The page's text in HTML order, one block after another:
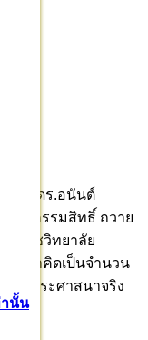
านั้น
ไร่ พี่ ดร.อนันต์
อนกรรมสิทธิ์ ถวาย
ณราชวิทยาลัย
มูลค่าคิดเป็นจำนวน
ในพระศาสนาจริง